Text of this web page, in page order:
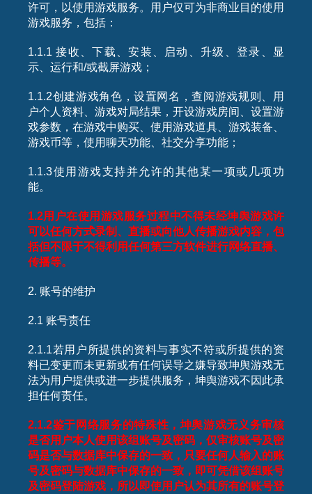
许可，以使用游戏服务。用户仅可为非商业目的使用
游戏服务，包括：
1.1.1 接收、下载、安装、启动、升级、登录、显
示、运行和/或截屏游戏；
1.1.2创建游戏角色，设置网名，查阅游戏规则、用
户个人资料、游戏对局结果，开设游戏房间、设置游
戏参数，在游戏中购买、使用游戏道具、游戏装备、
游戏币等，使用聊天功能、社交分享功能；
1.1.3使用游戏支持并允许的其他某一项或几项功
能。
1.2用户在使用游戏服务过程中不得未经坤舆游戏许
可以任何方式录制、直播或向他人传播游戏内容，包
括但不限于不得利用任何第三方软件进行网络直播、
传播等。
2. 账号的维护
2.1 账号责任
2.1.1若用户所提供的资料与事实不符或所提供的资
料已变更而未更新或有任何误导之嫌导致坤舆游戏无
法为用户提供或进一步提供服务，坤舆游戏不因此承
担任何责任。
2.1.2鉴于网络服务的特殊性，坤舆游戏无义务审核
是否用户本人使用该组账号及密码，仅审核账号及密
码是否与数据库中保存的一致，只要任何人输入的账
号及密码与数据库中保存的一致，即可凭借该组账号
及密码登陆游戏，所以即使用户认为其所有的账号登